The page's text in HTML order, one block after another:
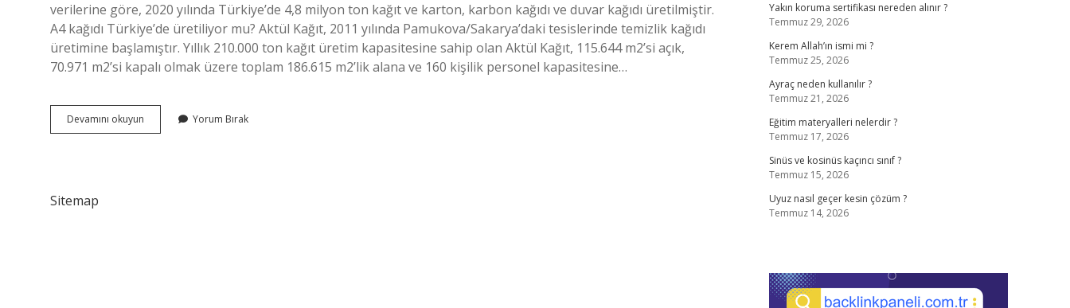
verilerine göre, 2020 yılında Türkiye’de 4,8 milyon ton kağıt ve karton, karbon kağıdı ve duvar kağıdı üretilmiştir.
A4 kağıdı Türkiye’de üretiliyor mu? Aktül Kağıt, 2011 yılında Pamukova/Sakarya’daki tesislerinde temizlik kağıdı
üretimine başlamıştır. Yıllık 210.000 ton kağıt üretim kapasitesine sahip olan Aktül Kağıt, 115.644 m2’si açık,
70.971 m2’si kapalı olmak üzere toplam 186.615 m2’lik alana ve 160 kişilik personel kapasitesine…
Devamını okuyun
Hangi
Yorum Bırak
Sitemap
Yakın koruma sertifikası nereden alınır ?
Temmuz 29, 2026
Kerem Allah’ın ismi mi ?
Temmuz 25, 2026
Ayraç neden kullanılır ?
Temmuz 21, 2026
Eğitim materyalleri nelerdir ?
Temmuz 17, 2026
Sinüs ve kosinüs kaçıncı sınıf ?
Temmuz 15, 2026
Uyuz nasıl geçer kesin çözüm ?
Temmuz 14, 2026